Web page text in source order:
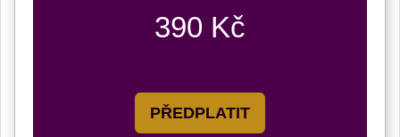
390 Kč
PŘEDPLATIT